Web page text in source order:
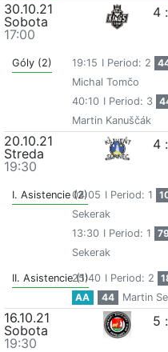
30.10.21
Sobota
17:00
4 :
Góly (2) 19:15 I Period: 2
Michal Tomčo
40:10 I Period: 3
Martin Kanuščák
20.10.21
Streda
19:30
4 :
I. Asistencie (2)04:05 I Period: 1
Sekerak
13:30 I Period: 1
Sekerak
II. Asistencie (1)
25:40 I Period: 2
AA
44 Martin
16.10.21
Sobota
19:30
5 :